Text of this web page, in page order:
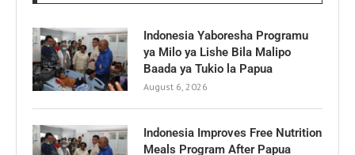
Indonesia Yaboresha Programu
ya Milo ya Lishe Bila Malipo
Baada ya Tukio la Papua
August 6, 2026
Indonesia Improves Free Nutrition
Meals Program After Papua